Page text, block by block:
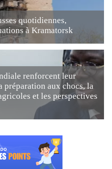
quotidiennes,
à Kramatorsk
renforcent leur
préparation aux chocs, la
et les perspectives